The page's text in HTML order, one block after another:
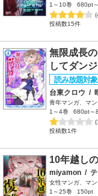
1～10巻
680pt
投稿数15件
無限成長
してダン
台東クロウ /
青年マンガ、マ
1～4巻
680pt～
投稿数1件
10年越し
miyamon /
女性マンガ、マ
1～25巻
150pt